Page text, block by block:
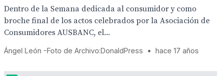
Dentro de la Semana dedicada al consumidor y como
broche final de los actos celebrados por la Asociación de
Consumidores AUSBANC, el...
Ángel León -Foto de Archivo:DonaldPress • hace 17 años